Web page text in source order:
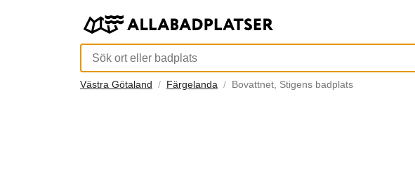
Västra Götaland Färgelanda Bovattnet, Stigens badplats